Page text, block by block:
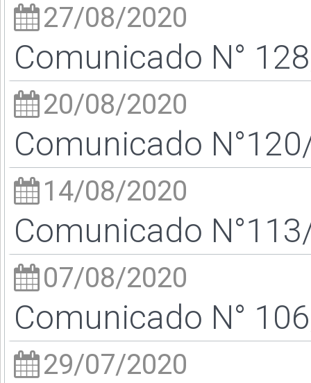
27/08/2020
Comunicado N°
20/08/2020
Comunicado
14/08/2020
Comunicado
07/08/2020
Comunicado N°
29/07/2020